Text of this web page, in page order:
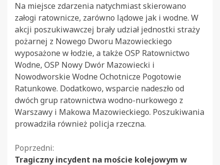
Na miejsce zdarzenia natychmiast skierowano
załogi ratownicze, zarówno lądowe jak i wodne. W
akcji poszukiwawczej brały udział jednostki straży
pożarnej z Nowego Dworu Mazowieckiego
wyposażone w łodzie, a także OSP Ratownictwo
Wodne, OSP Nowy Dwór Mazowiecki i
Nowodworskie Wodne Ochotnicze Pogotowie
Ratunkowe. Dodatkowo, wsparcie nadeszło od
dwóch grup ratownictwa wodno-nurkowego z
Warszawy i Makowa Mazowieckiego. Poszukiwania
prowadziła również policja rzeczna.
Kontynuuj
Poprzedni:
Tragiczny incydent na moście kolejowym w